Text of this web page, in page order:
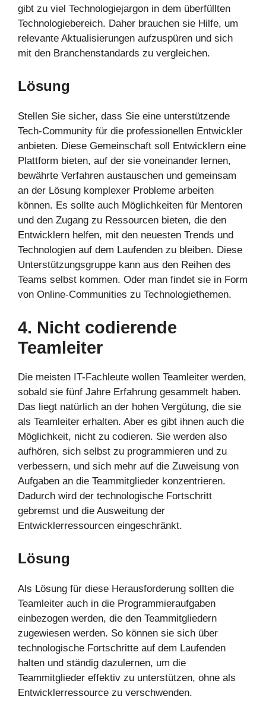
gibt zu viel Technologiejargon in dem überfüllten
Technologiebereich. Daher brauchen sie Hilfe, um
relevante Aktualisierungen aufzuspüren und sich
mit den Branchenstandards zu vergleichen.
Lösung
Stellen Sie sicher, dass Sie eine unterstützende
Tech-Community für die professionellen Entwickler
anbieten. Diese Gemeinschaft soll Entwicklern eine
Plattform bieten, auf der sie voneinander lernen,
bewährte Verfahren austauschen und gemeinsam
an der Lösung komplexer Probleme arbeiten
können. Es sollte auch Möglichkeiten für Mentoren
und den Zugang zu Ressourcen bieten, die den
Entwicklern helfen, mit den neuesten Trends und
Technologien auf dem Laufenden zu bleiben. Diese
Unterstützungsgruppe kann aus den Reihen des
Teams selbst kommen. Oder man findet sie in Form
von Online-Communities zu Technologiethemen.
4. Nicht codierende
Teamleiter
Die meisten IT-Fachleute wollen Teamleiter werden,
sobald sie fünf Jahre Erfahrung gesammelt haben.
Das liegt natürlich an der hohen Vergütung, die sie
als Teamleiter erhalten. Aber es gibt ihnen auch die
Möglichkeit, nicht zu codieren. Sie werden also
aufhören, sich selbst zu programmieren und zu
verbessern, und sich mehr auf die Zuweisung von
Aufgaben an die Teammitglieder konzentrieren.
Dadurch wird der technologische Fortschritt
gebremst und die Ausweitung der
Entwicklerressourcen eingeschränkt.
Lösung
Als Lösung für diese Herausforderung sollten die
Teamleiter auch in die Programmieraufgaben
einbezogen werden, die den Teammitgliedern
zugewiesen werden. So können sie sich über
technologische Fortschritte auf dem Laufenden
halten und ständig dazulernen, um die
Teammitglieder effektiv zu unterstützen, ohne als
Entwicklerressource zu verschwenden.